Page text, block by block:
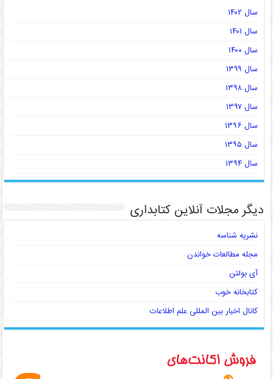
سال ۱۴۰۲
سال ۱۴۰۱
سال ۱۴۰۰
سال ۱۳۹۹
سال ۱۳۹۸
سال ۱۳۹۷
سال ۱۳۹۶
سال ۱۳۹۵
سال ۱۳۹۴
دیگر مجلات آنلاین کتابداری
نشریه شناسه
مجله مطالعات خواندن
آی بولتن
کتابخانه خوب
کانال اخبار بین المللی علم اطلاعات